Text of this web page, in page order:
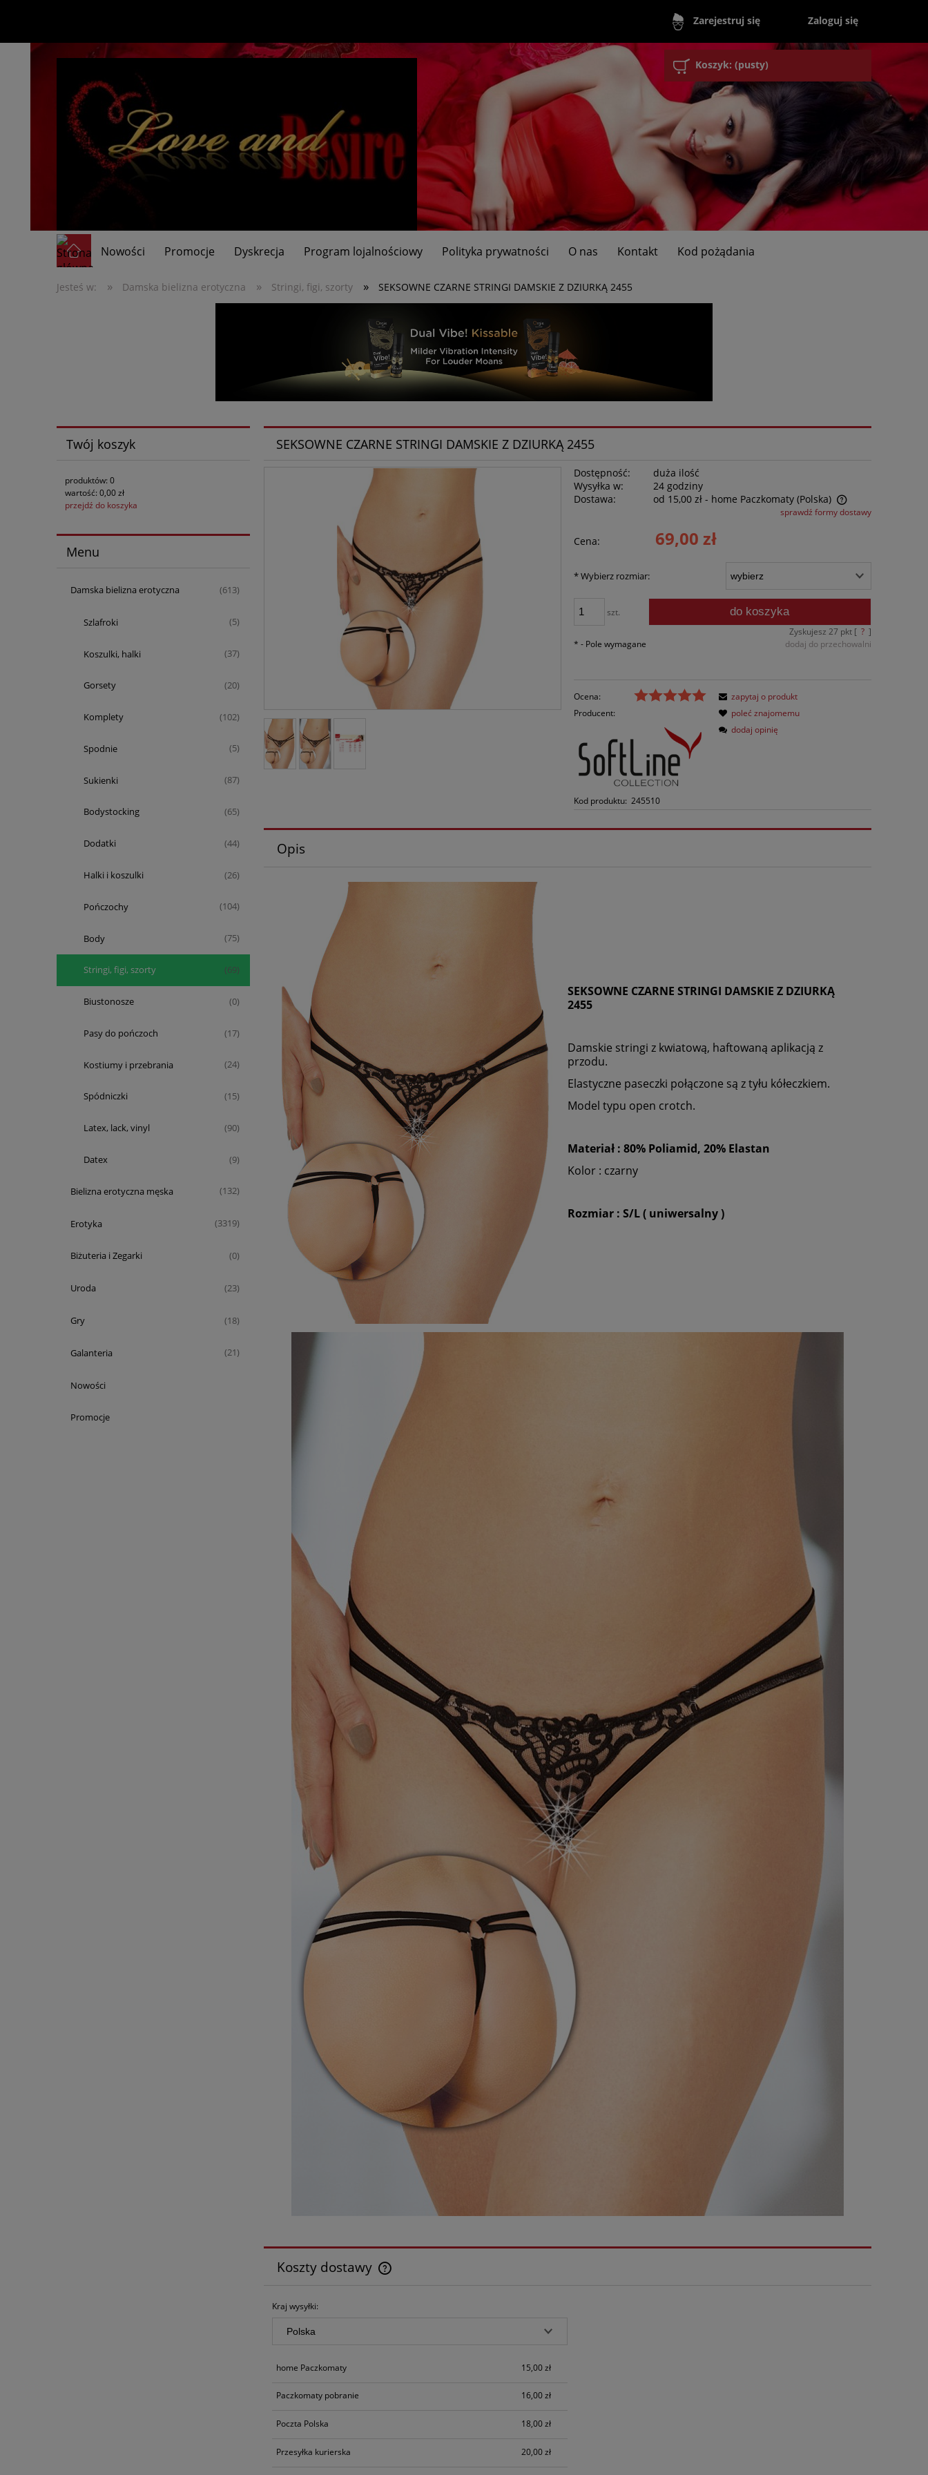
Zarejestruj się Zaloguj się
Koszyk: (pusty)
Nowości Promocje Dyskrecja Program lojalnościowy Polityka prywatności O nas Kontakt Kod pożądania
Jesteś w: » Damska bielizna erotyczna » Stringi, figi, szorty » SEKSOWNE CZARNE STRINGI DAMSKIE Z DZIURKĄ 2455
Twój koszyk
produktów: 0
wartość: 0,00 zł
przejdź do koszyka
Menu
Damska bielizna erotyczna (613)
Szlafroki (5)
Koszulki, halki (37)
Gorsety (20)
Komplety (102)
Spodnie (5)
Sukienki (87)
Bodystocking (65)
Dodatki (44)
Halki i koszulki (26)
Pończochy (104)
Body (75)
Stringi, figi, szorty (69)
Biustonosze (0)
Pasy do pończoch (17)
Kostiumy i przebrania (24)
Spódniczki (15)
Latex, lack, vinyl (90)
Datex (9)
Bielizna erotyczna męska (132)
Erotyka (3319)
Biżuteria i Zegarki (0)
Uroda (23)
Gry (18)
Galanteria (21)
Nowości
Promocje
SEKSOWNE CZARNE STRINGI DAMSKIE Z DZIURKĄ 2455
Dostępność:
duża ilość
Wysyłka w:
24 godziny
Dostawa:
od 15,00 zł - home Paczkomaty (Polska)
Cena nie zawiera ewentualnych kosztów
płatności
sprawdź formy dostawy
Cena: 69,00 zł
*Wybierz rozmiar:
szt. do koszyka
Zyskujesz 27 pkt [ ? ]
dodaj do przechowalni
* - Pole wymagane
Ocena:
Producent:
Kod produktu: 245510
zapytaj o produkt
poleć znajomemu
dodaj opinię
Opis
SEKSOWNE CZARNE STRINGI DAMSKIE Z DZIURKĄ
2455
Damskie stringi z kwiatową, haftowaną aplikacją z
przodu.
Elastyczne paseczki połączone są z tyłu kółeczkiem.
Model typu open crotch.
Materiał : 80% Poliamid, 20% Elastan
Kolor : czarny
Rozmiar : S/L ( uniwersalny )
Koszty dostawy
Kraj wysyłki:
home Paczkomaty 15,00 zł
Paczkomaty pobranie 16,00 zł
Poczta Polska 18,00 zł
Przesyłka kurierska 20,00 zł